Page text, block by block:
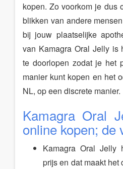
kopen. Zo voorkom je dus
blikken van andere
bij jouw plaatselijke
van Kamagra Oral Jelly is
te doorlopen zodat je het
manier kunt kopen en het
NL, op een discrete manier.
Kamagra Oral
online kopen; de
Kamagra Oral Jelly
prijs en dat maakt het